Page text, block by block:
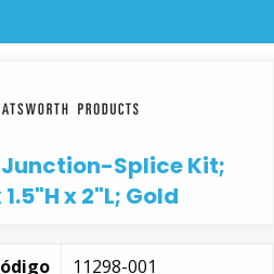
Splice Kit;
x 2"L; Gold
11298-001